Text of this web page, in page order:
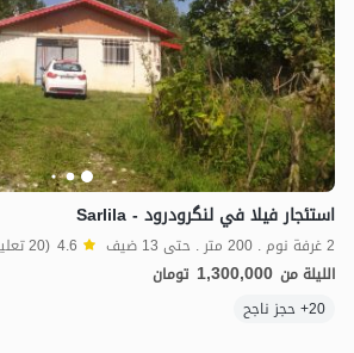
استئجار فيلا في لنگرودرود - Sarlila
2 غرفة نوم . 200 متر . حتى 13 ضيف 4.6 (20 تعليق)
الليلة من 1,300,000 تومان
20+ حجز ناجح